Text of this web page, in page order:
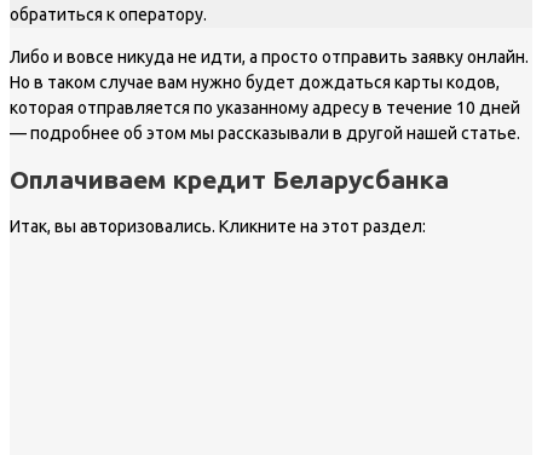
обратиться к оператору.
Либо и вовсе никуда не идти, а просто отправить заявку онлайн.
Но в таком случае вам нужно будет дождаться карты кодов,
которая отправляется по указанному адресу в течение 10 дней
— подробнее об этом мы рассказывали в другой нашей статье.
Оплачиваем кредит Беларусбанка
Итак, вы авторизовались. Кликните на этот раздел: